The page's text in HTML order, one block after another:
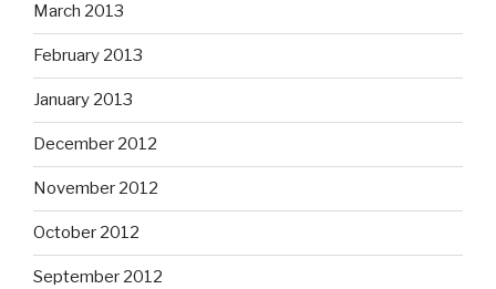
March 2013
February 2013
January 2013
December 2012
November 2012
October 2012
September 2012